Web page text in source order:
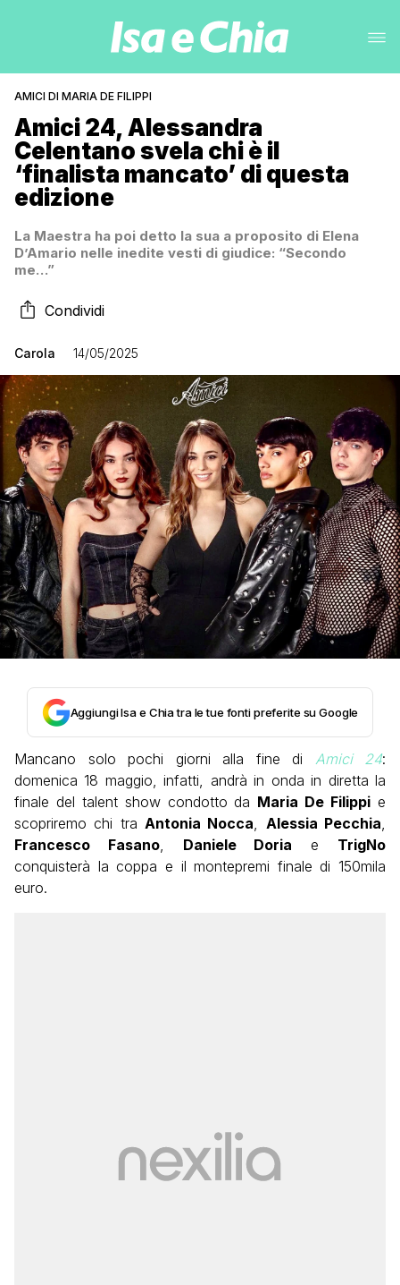
AMICI DI MARIA DE FILIPPI
Amici 24, Alessandra
Celentano svela chi è il
‘finalista mancato’ di questa
edizione
La Maestra ha poi detto la sua a proposito di Elena
D’Amario nelle inedite vesti di giudice: “Secondo
me…”
Condividi
Carola 14/05/2025
Aggiungi Isa e Chia tra le tue fonti preferite su Google
Mancano solo pochi giorni alla fine di Amici 24:
domenica 18 maggio, infatti, andrà in onda in diretta la
finale del talent show condotto da Maria De Filippi e
scopriremo chi tra Antonia Nocca Alessia Pecchia
Francesco Fasano, Daniele Doria e TrigNo
conquisterà la coppa e il montepremi finale di 150mila
euro.